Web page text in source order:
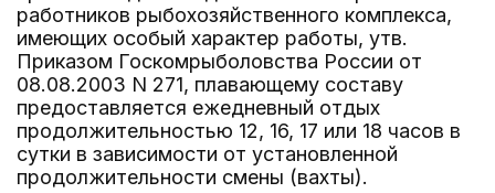
работников рыбохозяйственного комплекса,
имеющих особый характер работы, утв.
Приказом Госкомрыболовства России от
08.08.2003 N 271, плавающему составу
предоставляется ежедневный отдых
продолжительностью 12, 16, 17 или 18 часов в
сутки в зависимости от установленной
продолжительности смены (вахты).